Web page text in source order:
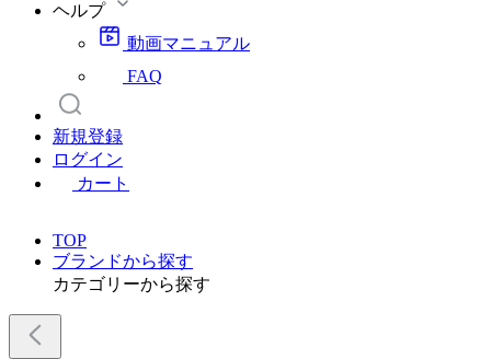
ヘルプ
動画マニュアル
FAQ
新規登録
ログイン
カート
TOP
ブランドから探す
カテゴリーから探す